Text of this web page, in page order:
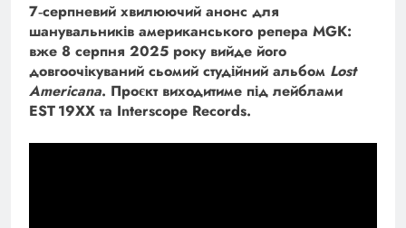
7‑серпневий хвилюючий анонс для
шанувальників американського репера MGK:
вже 8 серпня 2025 року вийде його
довгоочікуваний сьомий студійний альбом Lost
Americana. Проєкт виходитиме під лейблами
EST 19XX та Interscope Records.